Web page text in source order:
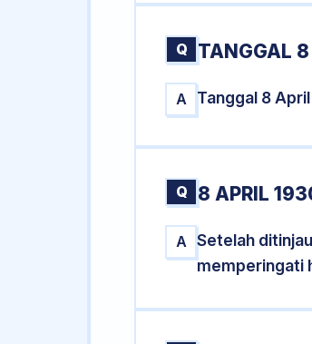
Q TANGGAL
A Tanggal 8
Q 8 APRIL
A
Setelah
memperingati